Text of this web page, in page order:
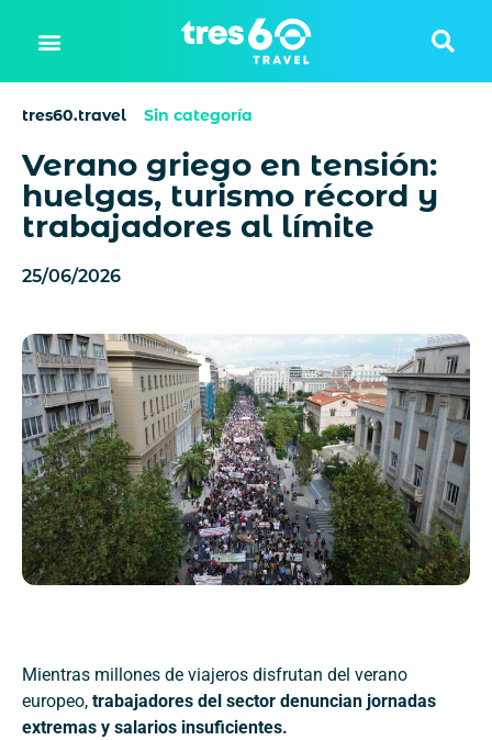
tres60.travel Sin categoría
Verano griego en tensión:
huelgas, turismo récord y
trabajadores al límite
25/06/2026
Mientras millones de viajeros disfrutan del verano
europeo, trabajadores del sector denuncian jornadas
extremas y salarios insuficientes.